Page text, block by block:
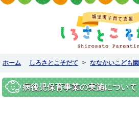
ホーム しろさとこそだて > ななかいこども園
病後児保育事業の実施について